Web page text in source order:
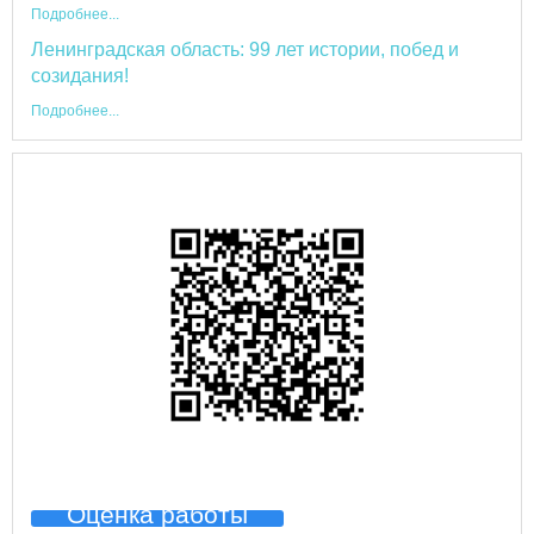
Подробнее...
Ленинградская область: 99 лет истории, побед и
созидания!
Подробнее...
Оценка работы